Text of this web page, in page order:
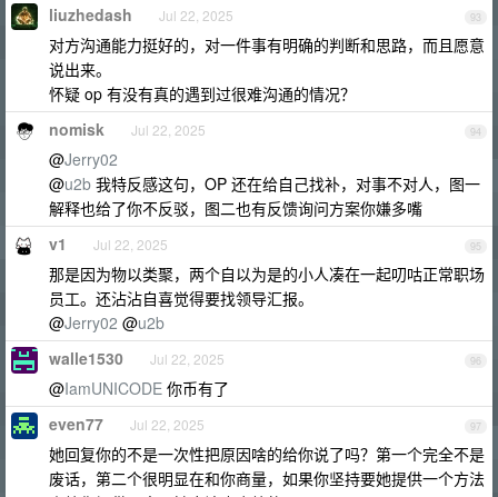
93
liuzhedash Jul 22, 2025
对方沟通能力挺好的，对一件事有明确的判断和思路，而且愿意
说出来。
怀疑 op 有没有真的遇到过很难沟通的情况？
94
nomisk Jul 22, 2025
@Jerry02
@u2b 我特反感这句，OP 还在给自己找补，对事不对人，图一
解释也给了你不反驳，图二也有反馈询问方案你嫌多嘴
95
v1 Jul 22, 2025
那是因为物以类聚，两个自以为是的小人凑在一起叨咕正常职场
员工。还沾沾自喜觉得要找领导汇报。
@Jerry02 @u2b
96
walle1530 Jul 22, 2025
@IamUNICODE 你币有了
97
even77 Jul 22, 2025
她回复你的不是一次性把原因啥的给你说了吗？第一个完全不是
废话，第二个很明显在和你商量，如果你坚持要她提供一个方法